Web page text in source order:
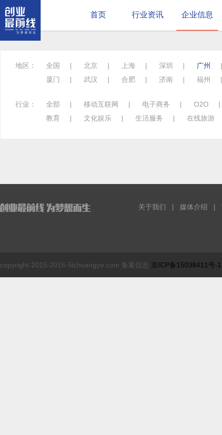
首页 行业资讯 企业信息
地区： 全国 | 北京 | 上海 | 深圳 | 广州
厦门
| 武汉 | 合肥 | 济南 | 福州
行业： 全部 | 移动互联网 | 电子商务 | O2O
|
教育
| 文化娱乐 | 生活服务 | 在线旅游
关于我们 | 媒体介绍 |
copyright-2015-2016-5ichuangye.com 备案信息 京ICP备15038411号-1